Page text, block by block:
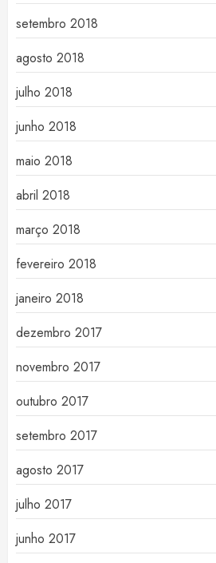
setembro 2018
agosto 2018
julho 2018
junho 2018
maio 2018
abril 2018
março 2018
fevereiro 2018
janeiro 2018
dezembro 2017
novembro 2017
outubro 2017
setembro 2017
agosto 2017
julho 2017
junho 2017